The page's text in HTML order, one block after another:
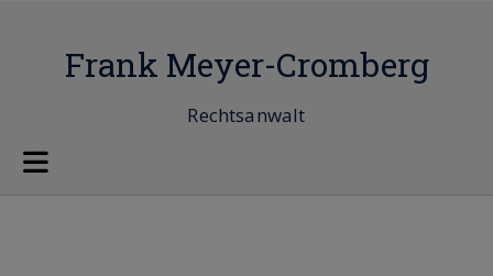
Frank Meyer-Cromberg
Rechtsanwalt